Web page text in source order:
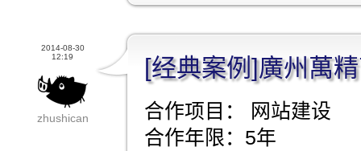
2014-08-30
12:19
zhushican
[经典案例]廣州萬
合作项目： 网站建设
合作年限：5年